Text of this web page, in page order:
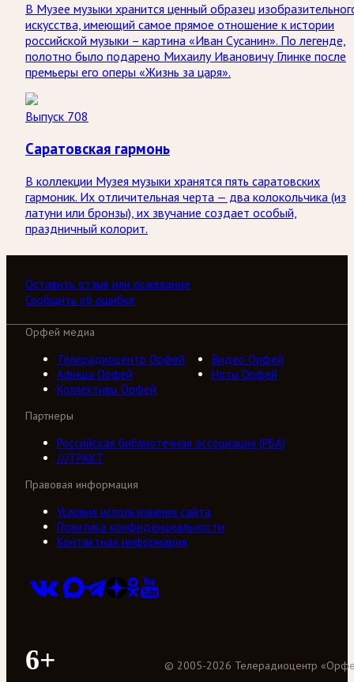
В Музее музыки хранится ценный образец
искусства, имеющий самое прямое отношение к истории
российской музыки – картина «Иван Сусанин». По легенде,
полотно было подарено Михаилу Ивановичу Глинке после
премьеры его оперы «Жизнь за царя».
Выпуск 708
Саратовская гармонь
В коллекции Музея музыки хранятся пять саратовских
гармоник. Их отличительная черта — два колокольчика (из
латуни или бронзы), их звучание создает особый,
праздничный колорит.
Оставить отзыв или пожелание
Сообщить об ошибке
Орфей медиа
Телерадиоцентр Орфей
Видео Орфей
Афиша Орфей
Ноты Орфей
Коллективы Орфей
Партнеры
Российская библиотечная ассоциация (РБА)
///ТРАКТ
Правовая информация
Условия использования сайта
Политика конфиденциальности
Контактная информация
6+ © 2005-2026 Телерадиоцентр